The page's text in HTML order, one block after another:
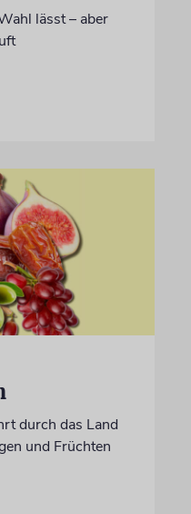
lässt – aber
durch das Land
und Früchten